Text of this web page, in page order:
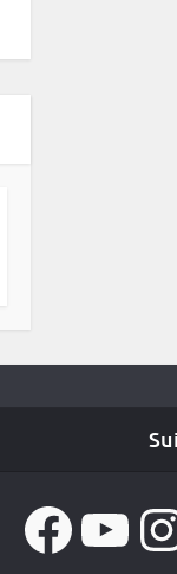
FacebookYouTube